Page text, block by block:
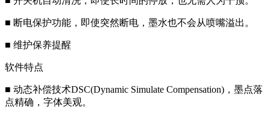
■ 断电保护功能，即使突然断电，墨水也不会从喷嘴溢出。
■ 维护保养提醒
软件特点
■ 动态补偿技术DSC(Dynamic Simulate Compensation)，墨点落
点精确，字体美观。